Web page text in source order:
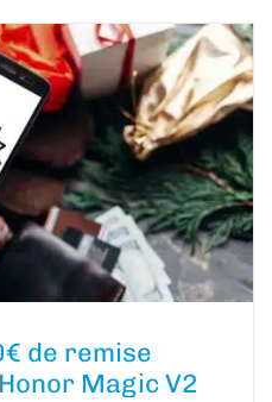
de remise
Magic V2